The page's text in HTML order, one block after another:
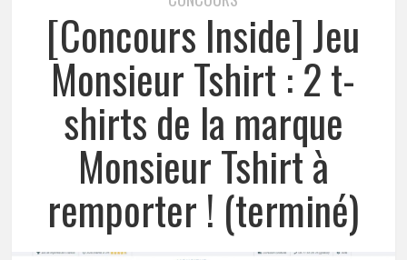
[Concours Inside] Jeu
Monsieur Tshirt : 2 t-
shirts de la marque
Monsieur Tshirt à
remporter ! (terminé)